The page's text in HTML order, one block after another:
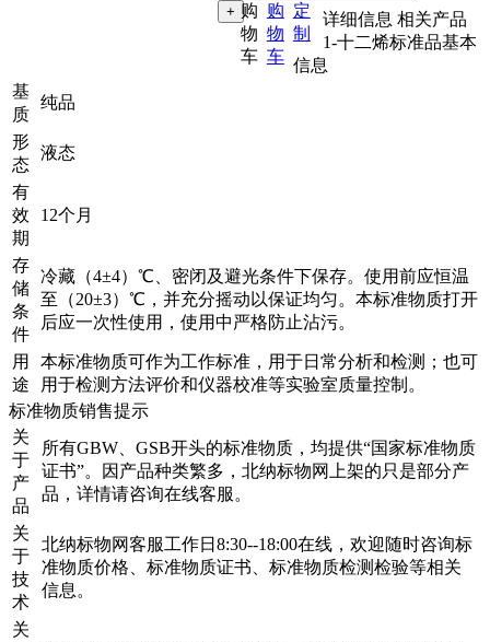
购
物
车
购
物
车
定
制
详细信息 相关产品
1-十二烯标准品基本
信息
基
质
纯品
形
态
液态
有
效
期
12个月
存
储
条
件
冷藏（4±4）℃、密闭及避光条件下保存。使用前应恒温
至（20±3）℃，并充分摇动以保证均匀。本标准物质打开
后应一次性使用，使用中严格防止沾污。
用
途
本标准物质可作为工作标准，用于日常分析和检测；也可
用于检测方法评价和仪器校准等实验室质量控制。
标准物质销售提示
关
于
产
品
所有GBW、GSB开头的标准物质，均提供“国家标准物质
证书”。因产品种类繁多，北纳标物网上架的只是部分产
品，详情请咨询在线客服。
关
于
技
术
北纳标物网客服工作日8:30--18:00在线，欢迎随时咨询标
准物质价格、标准物质证书、标准物质检测检验等相关
信息。
关